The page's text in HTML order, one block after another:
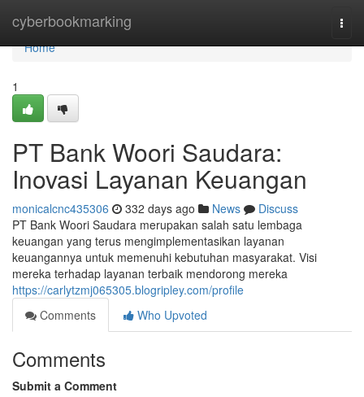
cyberbookmarking
Home
Home
1
PT Bank Woori Saudara:
Inovasi Layanan Keuangan
monicalcnc435306 332 days ago News
Discuss
PT Bank Woori Saudara merupakan salah satu lembaga
keuangan yang terus mengimplementasikan layanan
keuangannya untuk memenuhi kebutuhan masyarakat. Visi
mereka terhadap layanan terbaik mendorong mereka
https://carlytzmj065305.blogripley.com/profile
Comments
Who Upvoted
Comments
Submit a Comment